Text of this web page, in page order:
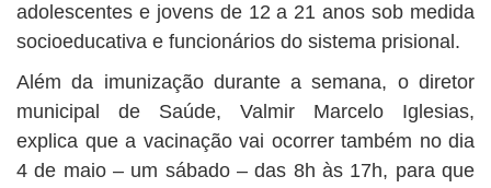
adolescentes e jovens de 12 a 21 anos sob medida
socioeducativa e funcionários do sistema prisional.
Além da imunização durante a semana, o diretor
municipal de Saúde, Valmir Marcelo Iglesias,
explica que a vacinação vai ocorrer também no dia
4 de maio – um sábado – das 8h às 17h, para que